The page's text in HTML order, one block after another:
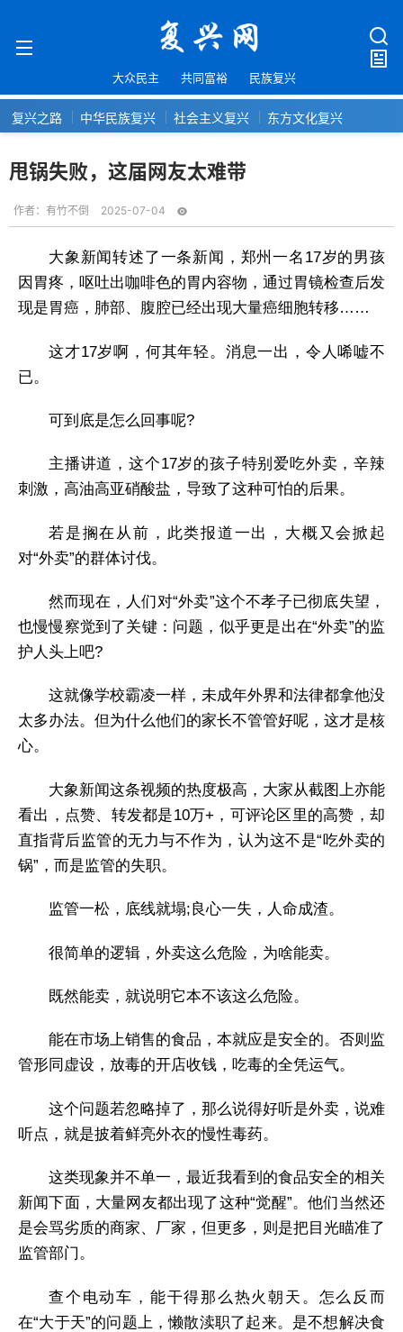
大众民主 共同富裕 民族复兴
复兴之路 中华民族复兴 社会主义复兴 东方文化复兴
甩锅失败，这届网友太难带
作者： 有竹不倒 2025-07-04
大象新闻转述了一条新闻，郑州一名17岁的男孩
因胃疼，呕吐出咖啡色的胃内容物，通过胃镜检查后发
现是胃癌，肺部、腹腔已经出现大量癌细胞转移……
这才17岁啊，何其年轻。消息一出，令人唏嘘不
已。
可到底是怎么回事呢?
主播讲道，这个17岁的孩子特别爱吃外卖，辛辣
刺激，高油高亚硝酸盐，导致了这种可怕的后果。
若是搁在从前，此类报道一出，大概又会掀起
对“外卖”的群体讨伐。
然而现在，人们对“外卖”这个不孝子已彻底失望，
也慢慢察觉到了关键：问题，似乎更是出在“外卖”的监
护人头上吧?
这就像学校霸凌一样，未成年外界和法律都拿他没
太多办法。但为什么他们的家长不管管好呢，这才是核
心。
大象新闻这条视频的热度极高，大家从截图上亦能
看出，点赞、转发都是10万+，可评论区里的高赞，却
直指背后监管的无力与不作为，认为这不是“吃外卖的
锅”，而是监管的失职。
监管一松，底线就塌;良心一失，人命成渣。
很简单的逻辑，外卖这么危险，为啥能卖。
既然能卖，就说明它本不该这么危险。
能在市场上销售的食品，本就应是安全的。否则监
管形同虚设，放毒的开店收钱，吃毒的全凭运气。
这个问题若忽略掉了，那么说得好听是外卖，说难
听点，就是披着鲜亮外衣的慢性毒药。
这类现象并不单一，最近我看到的食品安全的相关
新闻下面，大量网友都出现了这种“觉醒”。他们当然还
是会骂劣质的商家、厂家，但更多，则是把目光瞄准了
监管部门。
查个电动车，能干得那么热火朝天。怎么反而
在“大于天”的问题上，懒散渎职了起来。是不想解决食